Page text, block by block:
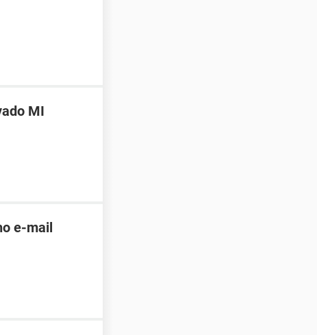
MI
e-mail